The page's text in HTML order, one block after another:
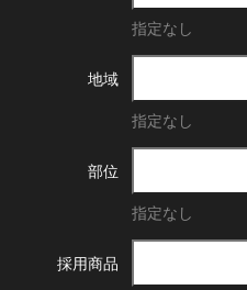
指定なし
地域
指定なし
部位
指定なし
採用商品